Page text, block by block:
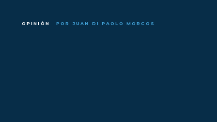
OPINIÓN POR JUAN DI PAOLO MORCOS